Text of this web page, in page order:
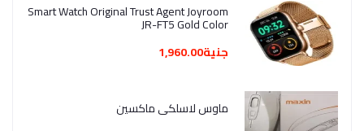
Smart Watch Original Trust Agent Joyroom
JR-FT5 Gold Color
جنية1,960.00
ماوس لاسلكي ماكسين